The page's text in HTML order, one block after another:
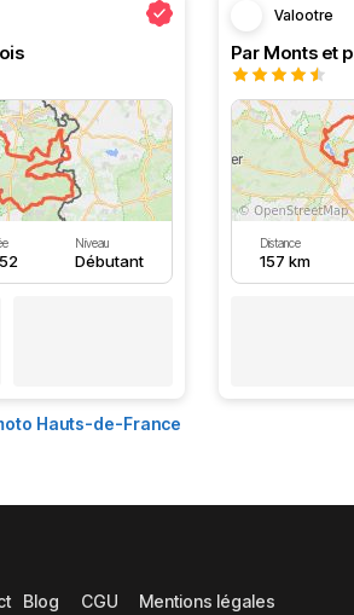
Niveau
Débutant
Valootre
Par Monts et
Distance
157 km
Hauts-de-France
Blog CGU Mentions légales